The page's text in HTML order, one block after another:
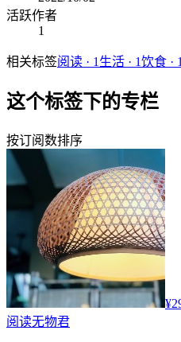
活跃作者
1
相关标签阅读 · 1 生活 · 1饮食 · 1
这个标签下的专栏
按订阅数排序
阅读无物君